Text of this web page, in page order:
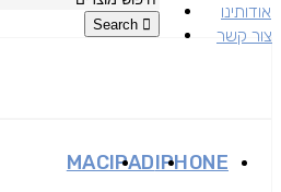
אודותינו
צור קשר
IPHONE
IPAD
MAC
Search